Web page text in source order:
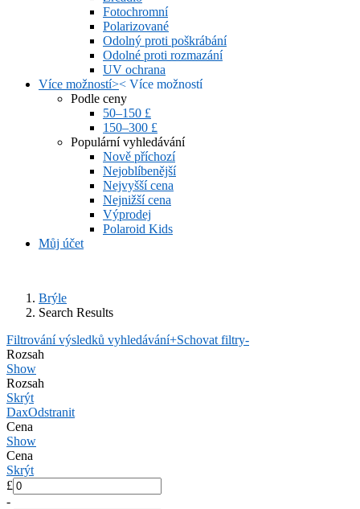
Fotochromní
Polarizované
Odolný proti poškrábání
Odolné proti rozmazání
UV ochrana
Více možností>< Více možností
Podle ceny
50–150 £
150–300 £
Populární vyhledávání
Nově příchozí
Nejoblíbenější
Nejvyšší cena
Nejnižší cena
Výprodej
Polaroid Kids
Můj účet
Brýle
Search Results
Filtrování výsledků vyhledávání+Schovat filtry-
Rozsah
Show
Rozsah
Skrýt
DaxOdstranit
Cena
Show
Cena
Skrýt
£
-